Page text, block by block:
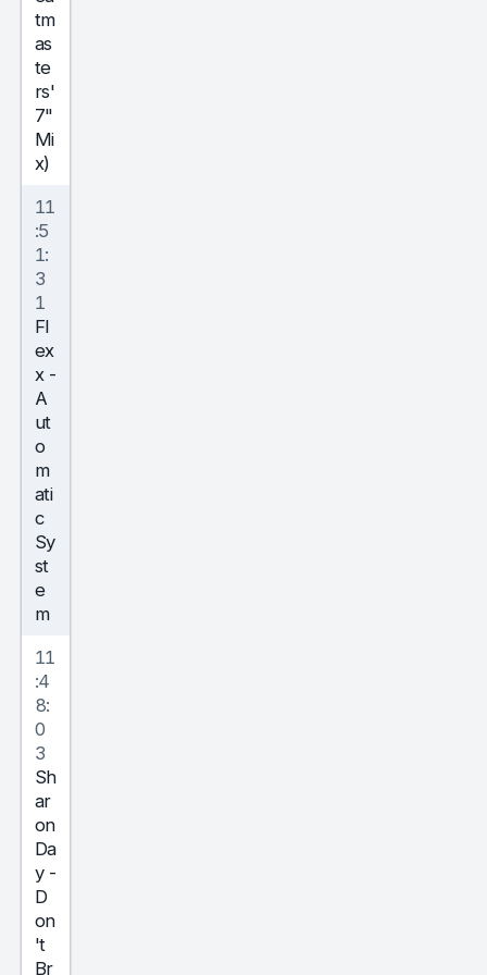
tm
as
te
rs'
7"
Mi
x)
11
:5
1:
3
1
Fl
ex
x-
A
ut
o
m
ati
c
Sy
st
e
m
11
:4
8:
0
3
Sh
ar
on
Da
y-
D
on
't
Br